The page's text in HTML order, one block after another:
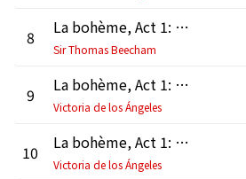
8 La bohème, Act 1: "Che gelida manina" (Rodolfo)
Sir Thomas Beecham
9 La bohème, Act 1: "Sì. Mi chiamano Mimì" (Mimì, Rodolfo)
Victoria de los Ángeles
10 La bohème, Act 1: "Ehi! Rodolfo!" (Schaunard, Colline, Marcello, Rodolfo, Mimì)
Victoria de los Ángeles